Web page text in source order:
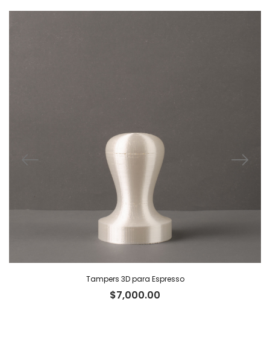
Tampers 3D para Espresso
$7,000.00